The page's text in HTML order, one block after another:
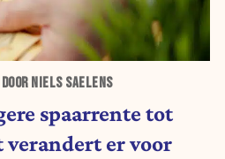
NIELS SAELENS
spaarrente tot
verandert er voor